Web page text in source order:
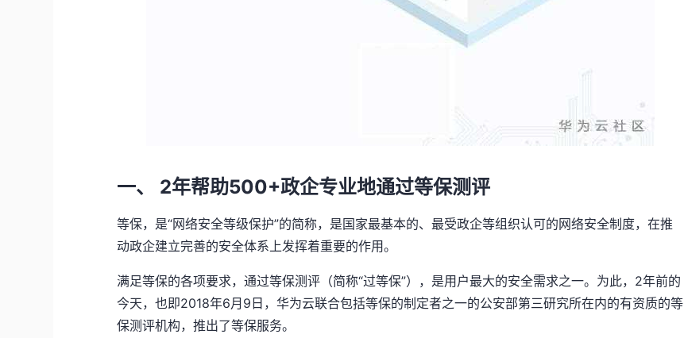
一、 2年帮助500+政企专业地通过等保测评
等保，是“网络安全等级保护”的简称，是国家最基本的、最受政企等组织认可的网络安全制度，在推
动政企建立完善的安全体系上发挥着重要的作用。
满足等保的各项要求，通过等保测评（简称“过等保”），是用户最大的安全需求之一。为此，2年前的
今天，也即2018年6月9日，华为云联合包括等保的制定者之一的公安部第三研究所在内的有资质的等
保测评机构，推出了等保服务。